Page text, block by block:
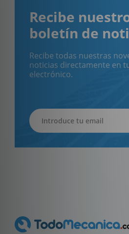
Recibe
boletín de
Recibe todas nuestras
noticias directamente en
electrónico.